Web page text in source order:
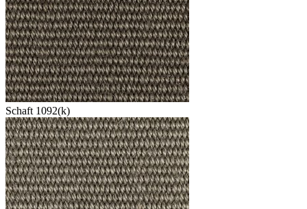
Schaft 1092(k)